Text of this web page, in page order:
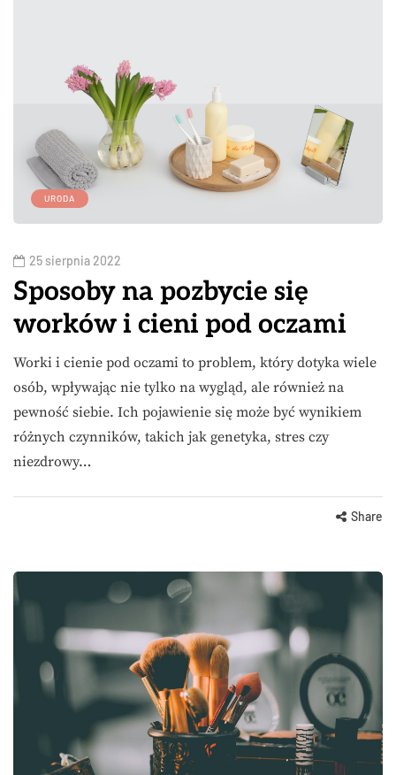
URODA
25 sierpnia 2022
Sposoby na pozbycie się
worków i cieni pod oczami
Worki i cienie pod oczami to problem, który dotyka wiele
osób, wpływając nie tylko na wygląd, ale również na
pewność siebie. Ich pojawienie się może być wynikiem
różnych czynników, takich jak genetyka, stres czy
niezdrowy…
Share